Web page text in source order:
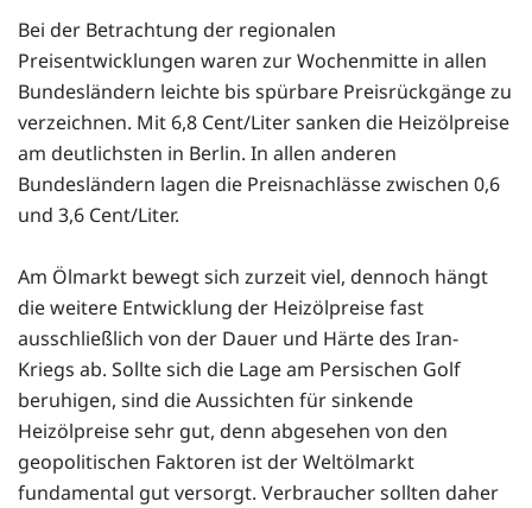
Bei der Betrachtung der regionalen
Preisentwicklungen waren zur Wochenmitte in allen
Bundesländern leichte bis spürbare Preisrückgänge zu
verzeichnen. Mit 6,8 Cent/Liter sanken die Heizölpreise
am deutlichsten in Berlin. In allen anderen
Bundesländern lagen die Preisnachlässe zwischen 0,6
und 3,6 Cent/Liter.
Am Ölmarkt bewegt sich zurzeit viel, dennoch hängt
die weitere Entwicklung der Heizölpreise fast
ausschließlich von der Dauer und Härte des Iran-
Kriegs ab. Sollte sich die Lage am Persischen Golf
beruhigen, sind die Aussichten für sinkende
Heizölpreise sehr gut, denn abgesehen von den
geopolitischen Faktoren ist der Weltölmarkt
fundamental gut versorgt. Verbraucher sollten daher